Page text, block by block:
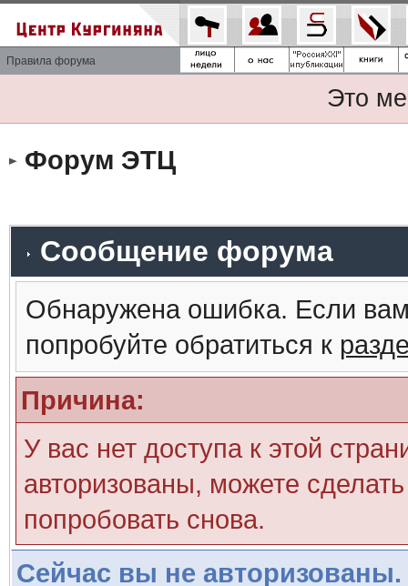
Правила форума
Это
Форум ЭТЦ
Сообщение форума
Обнаружена ошибка. Если
попробуйте обратиться к
Причина:
У вас нет доступа к этой
авторизованы, можете
попробовать снова.
Сейчас вы не авторизованы.